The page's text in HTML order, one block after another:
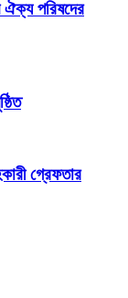
ঐক্য পরিষদের
গ্রেফতার